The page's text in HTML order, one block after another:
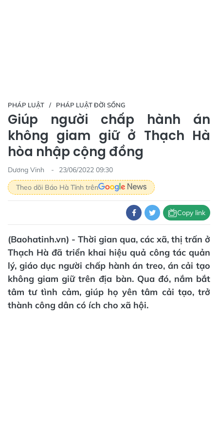
PHÁP LUẬT PHÁP LUẬT ĐỜI SỐNG
Giúp người chấp hành án
không giam giữ ở Thạch Hà
hòa nhập cộng đồng
Dương Vinh
23/06/2022 09:30
Theo dõi Báo Hà Tĩnh trên
Copy link
(Baohatinh.vn) - Thời gian qua, các xã, thị trấn ở
Thạch Hà đã triển khai hiệu quả công tác quản
lý, giáo dục người chấp hành án treo, án cải tạo
không giam giữ trên địa bàn. Qua đó, nắm bắt
tâm tư tình cảm, giúp họ yên tâm cải tạo, trở
thành công dân có ích cho xã hội.